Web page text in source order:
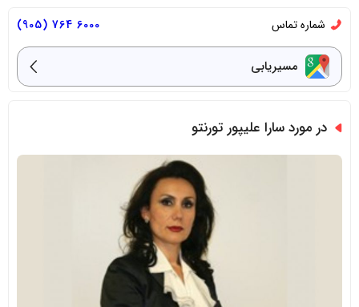
شماره تماس 6000 764 (905)
مسیریابی
در مورد سارا علیپور تورنتو